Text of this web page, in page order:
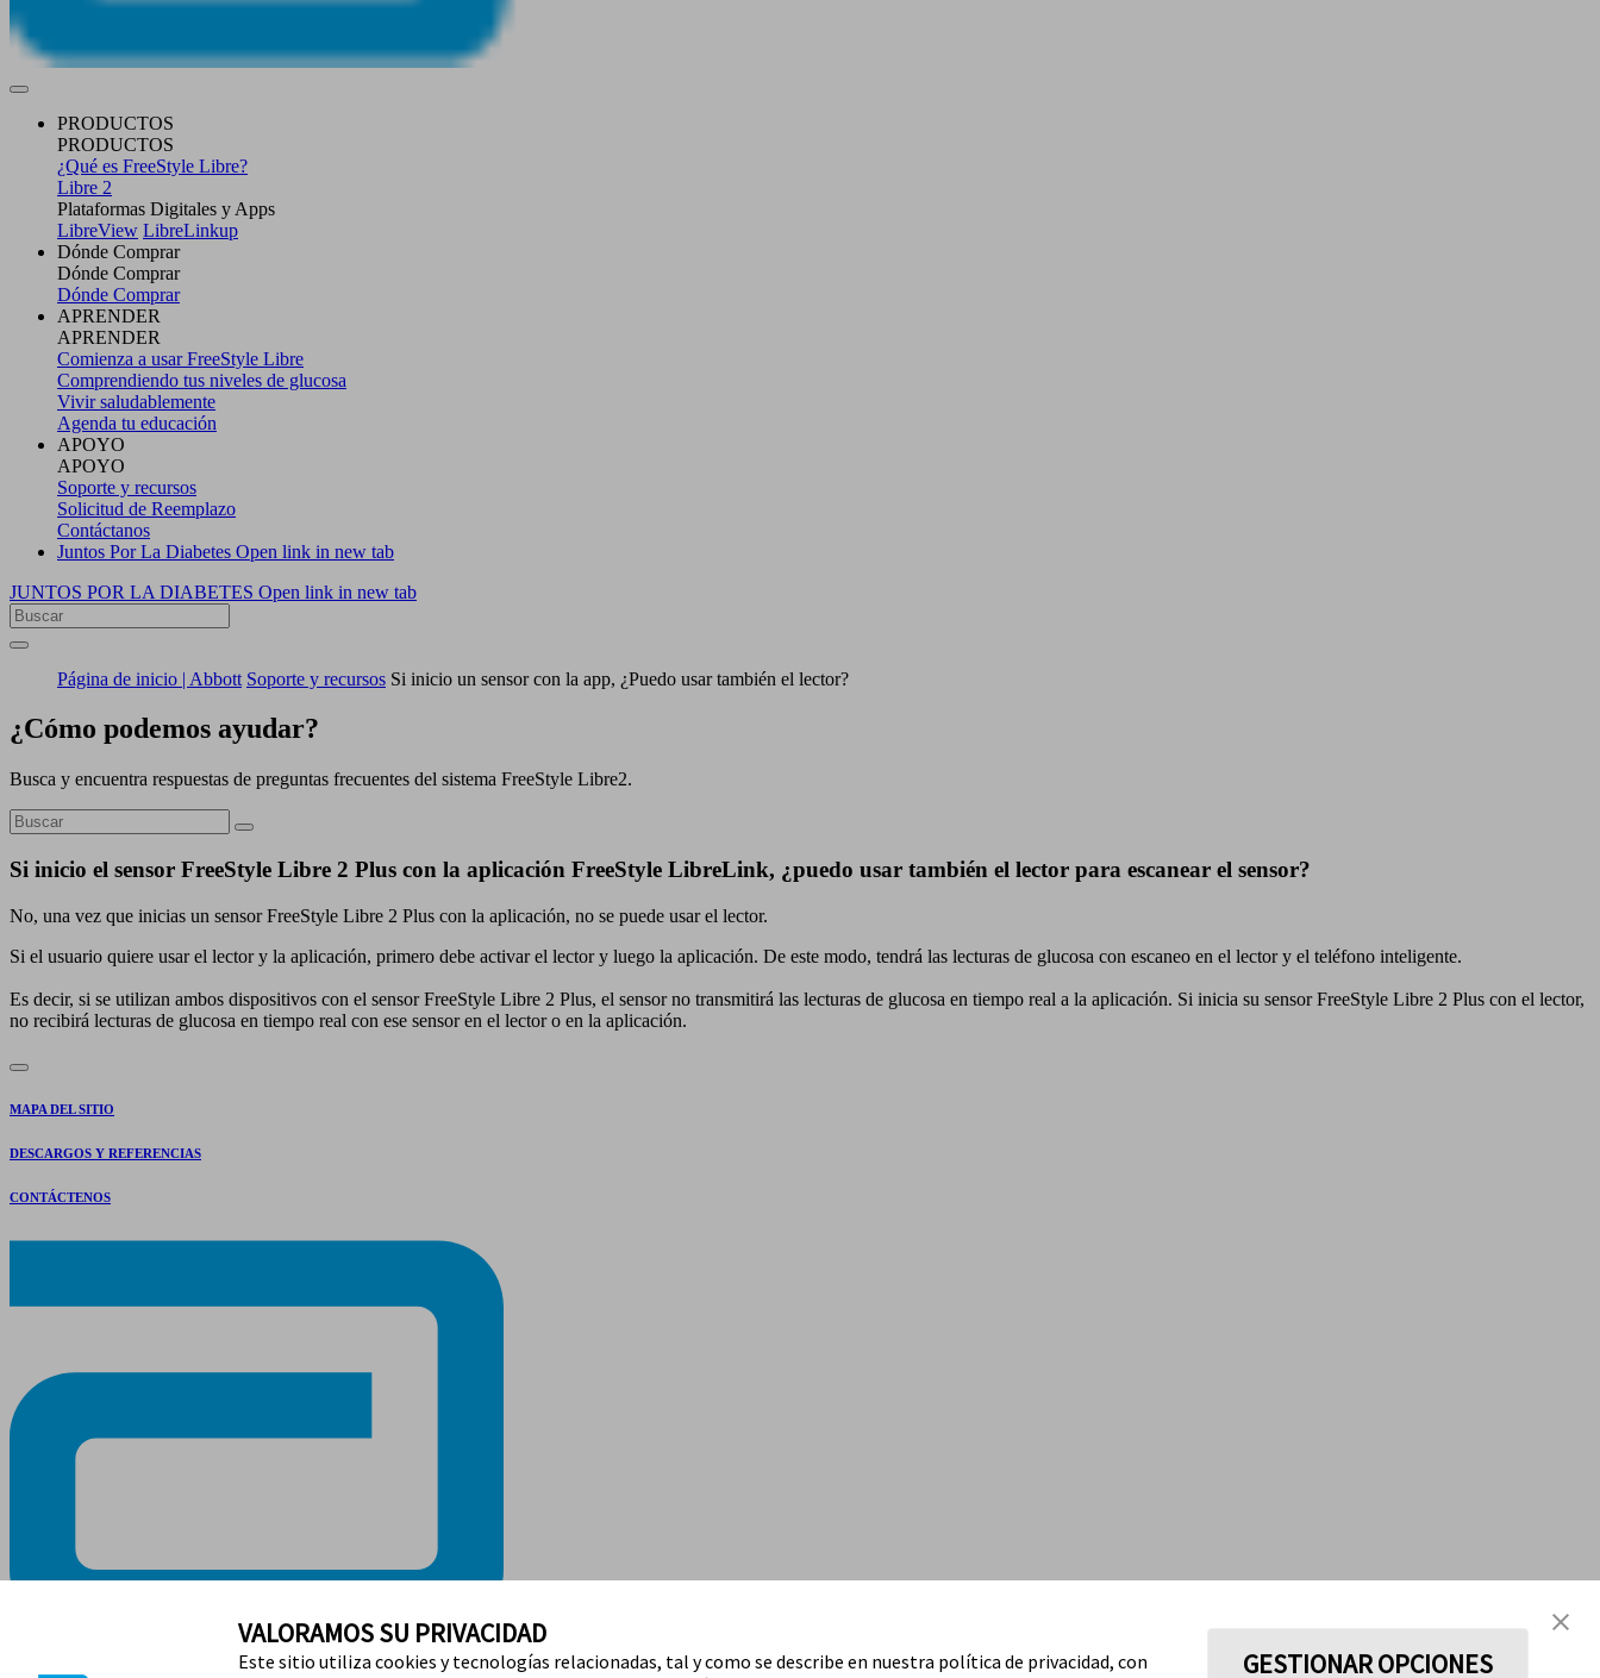
PRODUCTOS
PRODUCTOS
¿Qué es FreeStyle Libre?
Libre 2
Plataformas Digitales y Apps
LibreView LibreLinkup
Dónde Comprar
Dónde Comprar
Dónde Comprar
APRENDER
APRENDER
Comienza a usar FreeStyle Libre
Comprendiendo tus niveles de glucosa
Vivir saludablemente
Agenda tu educación
APOYO
APOYO
Soporte y recursos
Solicitud de Reemplazo
Contáctanos
Juntos Por La Diabetes Open link in new tab
JUNTOS POR LA DIABETES Open link in new tab
Página de inicio | Abbott Soporte y recursos Si inicio un sensor con la app, ¿Puedo usar también el lector?
¿Cómo podemos ayudar?
Busca y encuentra respuestas de preguntas frecuentes del sistema FreeStyle Libre2.
Si inicio el sensor FreeStyle Libre 2 Plus con la aplicación FreeStyle LibreLink, ¿puedo usar también el lector para escanear el sensor?
No, una vez que inicias un sensor FreeStyle Libre 2 Plus con la aplicación, no se puede usar el lector.
Si el usuario quiere usar el lector y la aplicación, primero debe activar el lector y luego la aplicación. De este modo, tendrá las lecturas de glucosa con escaneo en el lector y el teléfono inteligente.
Es decir, si se utilizan ambos dispositivos con el sensor FreeStyle Libre 2 Plus, el sensor no transmitirá las lecturas de glucosa en tiempo real a la aplicación. Si inicia su sensor FreeStyle Libre 2 Plus con el lector,
no recibirá lecturas de glucosa en tiempo real con ese sensor en el lector o en la aplicación.
MAPA DEL SITIO
DESCARGOS Y REFERENCIAS
CONTÁCTENOS
VALORAMOS SU PRIVACIDAD
Este sitio utiliza cookies y tecnologías relacionadas, tal y como se describe en nuestra política de privacidad, con
GESTIONAR OPCIONES